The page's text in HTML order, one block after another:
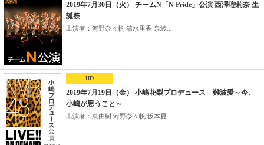
2019年7月30日（火） チームN「N Pride」公演 西澤瑠莉奈 生
誕祭
出演者：河野奈々帆 清水里香 泉綾...
HD
2019年7月19日（金） 小嶋花梨プロデュース 難波愛～今、
小嶋が思うこと～
出演者：東由樹 河野奈々帆 坂本夏...